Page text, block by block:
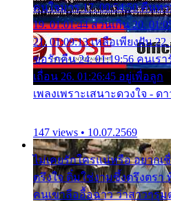
คนใจมาร 17. 00:54:50 คืนท
19. 01:01:44 ส่วนเกิน 20.
21. 01:09:13 เหลือเพียงฝัน
ขอรักคืน 24. 01:19:56 คนเร
เถื่อน 26. 01:26:45 อยู่เพื่อลูก
เพลงเพราะเสนาะดวงใจ - ด
147 views • 10.07.2569
ไม่เคยรักใครแน่หรือ อยาก
ตรึงใจ ติ๋มใช่งามซึ้งตรึงตร
คนเขาลืออื้อฉาว ว่าสาวๆรุ